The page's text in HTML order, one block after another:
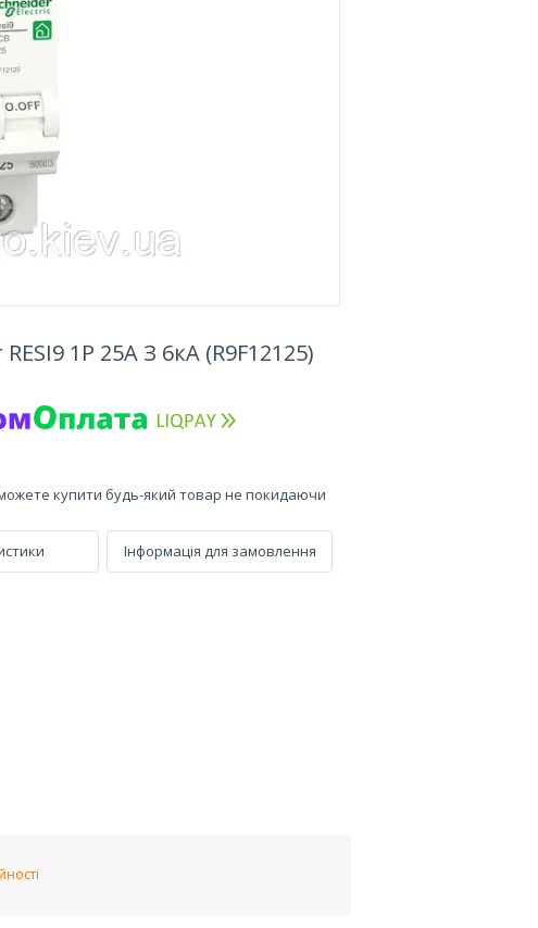
1P 25A З 6кА (R9F12125)
можете купити будь-який товар не покидаючи
Інформація для замовлення